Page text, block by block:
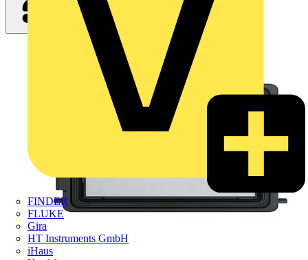
FINDER
FLUKE
Gira
HT Instruments GmbH
iHaus